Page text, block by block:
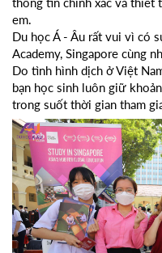
em.
Du học Á - Âu rất vui vì có
Academy, Singapore cùng
Do tình hình dịch ở Việt
bạn học sinh luôn giữ
trong suốt thời gian tham